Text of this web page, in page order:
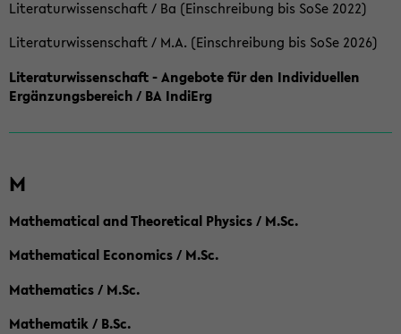
Literaturwissenschaft / Ba (Einschreibung bis SoSe 2022)
Literaturwissenschaft / M.A. (Einschreibung bis SoSe 2026)
Literaturwissenschaft - Angebote für den Individuellen
Ergänzungsbereich / BA IndiErg
M
Mathematical and Theoretical Physics / M.Sc.
Mathematical Economics / M.Sc.
Mathematics / M.Sc.
Mathematik / B.Sc.